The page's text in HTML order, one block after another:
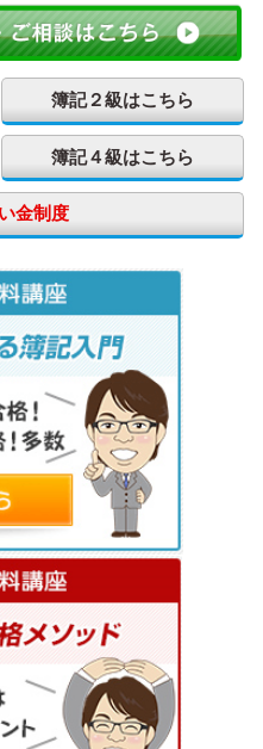
簿記２級はこちら
簿記４級はこちら
金制度